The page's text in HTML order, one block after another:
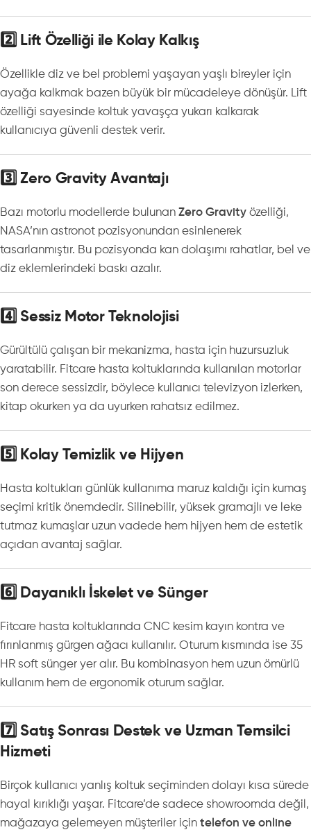
2️⃣ Lift Özelliği ile Kolay Kalkış
Özellikle diz ve bel problemi yaşayan yaşlı bireyler için
ayağa kalkmak bazen büyük bir mücadeleye dönüşür. Lift
özelliği sayesinde koltuk yavaşça yukarı kalkarak
kullanıcıya güvenli destek verir.
3️⃣ Zero Gravity Avantajı
Bazı motorlu modellerde bulunan Zero Gravity özelliği,
NASA’nın astronot pozisyonundan esinlenerek
tasarlanmıştır. Bu pozisyonda kan dolaşımı rahatlar, bel ve
diz eklemlerindeki baskı azalır.
4️⃣ Sessiz Motor Teknolojisi
Gürültülü çalışan bir mekanizma, hasta için huzursuzluk
yaratabilir. Fitcare hasta koltuklarında kullanılan motorlar
son derece sessizdir, böylece kullanıcı televizyon izlerken,
kitap okurken ya da uyurken rahatsız edilmez.
5️⃣ Kolay Temizlik ve Hijyen
Hasta koltukları günlük kullanıma maruz kaldığı için kumaş
seçimi kritik önemdedir. Silinebilir, yüksek gramajlı ve leke
tutmaz kumaşlar uzun vadede hem hijyen hem de estetik
açıdan avantaj sağlar.
6️⃣ Dayanıklı İskelet ve Sünger
Fitcare hasta koltuklarında CNC kesim kayın kontra ve
fırınlanmış gürgen ağacı kullanılır. Oturum kısmında ise 35
HR soft sünger yer alır. Bu kombinasyon hem uzun ömürlü
kullanım hem de ergonomik oturum sağlar.
7️⃣ Satış Sonrası Destek ve Uzman Temsilci
Hizmeti
Birçok kullanıcı yanlış koltuk seçiminden dolayı kısa sürede
hayal kırıklığı yaşar. Fitcare’de sadece showroomda değil,
mağazaya gelemeyen müşteriler için telefon ve online